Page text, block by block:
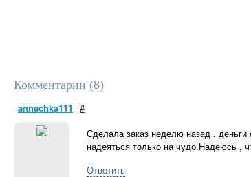
Комментарии (8)
annechka111 #
Сделала заказ неделю назад ,
надеяться только на чудо.Надеюсь ,
Ответить